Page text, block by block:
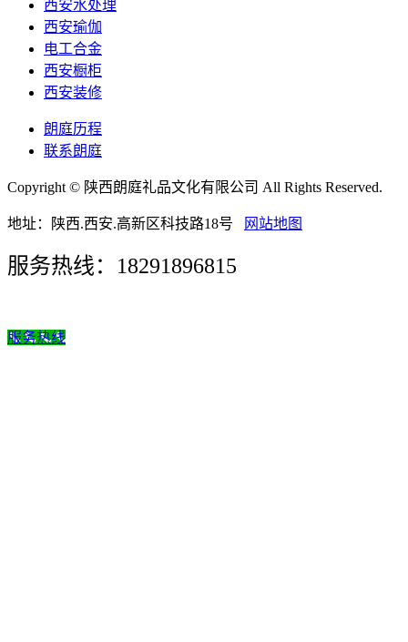
西安水处理
西安瑜伽
电工合金
西安橱柜
西安装修
朗庭历程
联系朗庭
Copyright © 陕西朗庭礼品文化有限公司 All Rights Reserved.
地址：陕西.西安.高新区科技路18号 网站地图
服务热线：18291896815
服务热线